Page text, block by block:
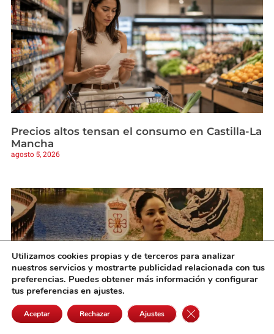
Precios altos tensan el consumo en Castilla-La
Mancha
agosto 5, 2026
Utilizamos cookies propias y de terceros para analizar
nuestros servicios y mostrarte publicidad relacionada con tus
preferencias. Puedes obtener más información y configurar
tus preferencias en ajustes.
Aceptar Rechazar Ajustes Cerrar el banner de